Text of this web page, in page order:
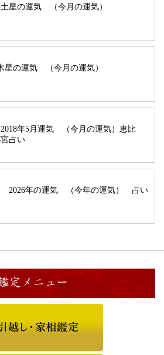
土星の運気 （今月の運気）
星の運気 （今月の運気）
年5月運気 （今月の運気）恵比
占い
2026年の運気 （今年の運気） 占い
定メニュー